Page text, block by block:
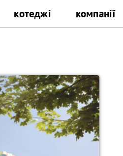
котеджі компанії